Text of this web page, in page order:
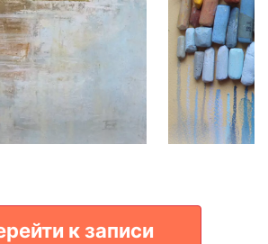
к записи